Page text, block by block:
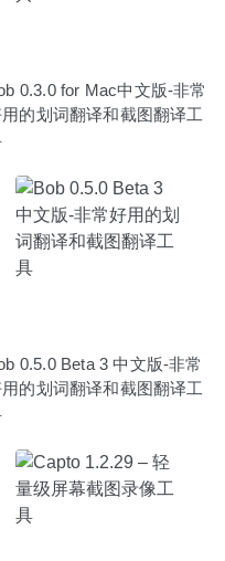
0.3.0 for Mac中文版-非常
的划词翻译和截图翻译工
0.5.0 Beta 3 中文版-非常
的划词翻译和截图翻译工